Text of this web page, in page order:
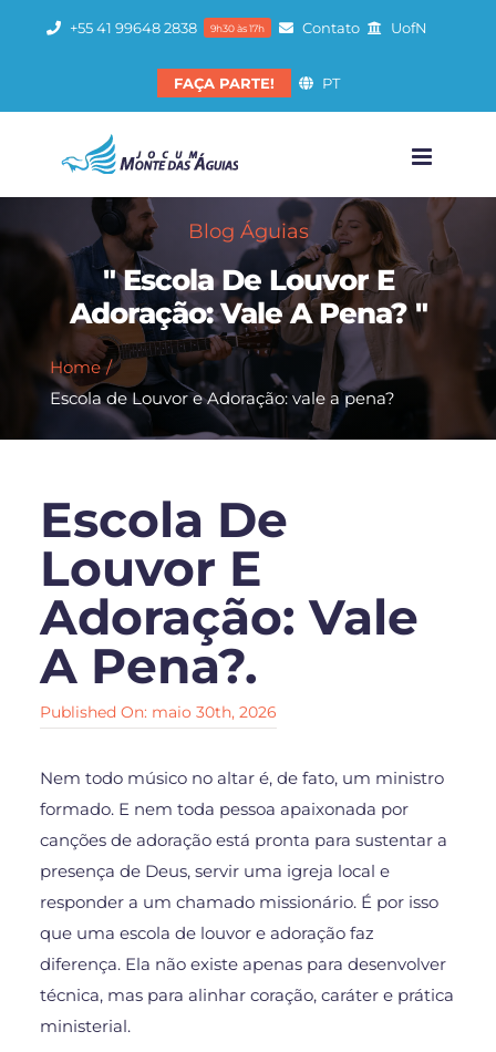
conteúdo
+55 41 99648 2838 9h30 às 17h Contato UofN
FAÇA PARTE! PT
Blog Águias
" Escola De Louvor E
Adoração: Vale A Pena? "
Home
Escola de Louvor e Adoração: vale a pena?
Escola De
Louvor E
Adoração: Vale
A Pena?.
Published On: maio 30th, 2026
Nem todo músico no altar é, de fato, um ministro
formado. E nem toda pessoa apaixonada por
canções de adoração está pronta para sustentar a
presença de Deus, servir uma igreja local e
responder a um chamado missionário. É por isso
que uma escola de louvor e adoração faz
diferença. Ela não existe apenas para desenvolver
técnica, mas para alinhar coração, caráter e prática
ministerial.